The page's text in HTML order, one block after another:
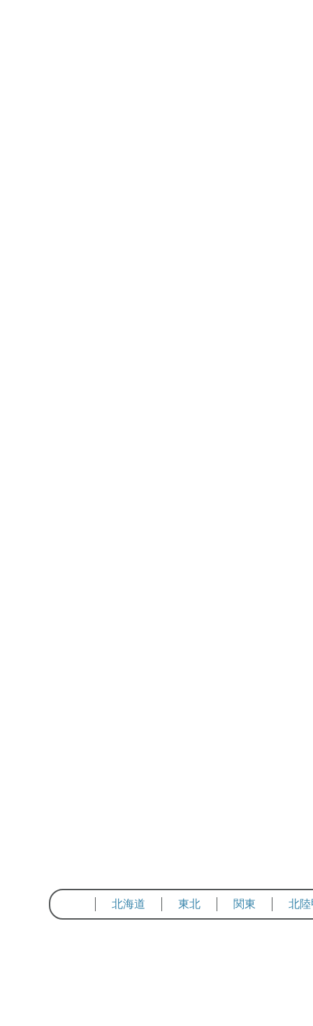
北海道 東北 関東 北